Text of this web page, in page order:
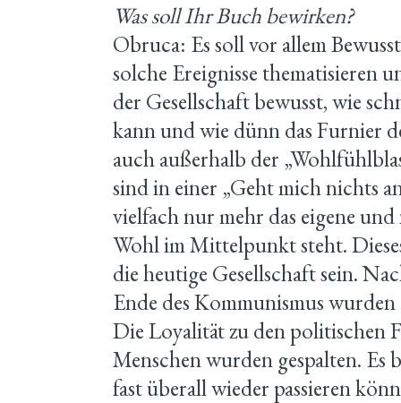
Was soll Ihr Buch bewirken?
Obruca: Es soll vor allem
solche Ereignisse thematisieren
der Gesellschaft bewusst, wie
kann und wie dünn das Furnier
auch außerhalb der
sind in einer „Geht mich nichts
vielfach nur mehr das eigene
Wohl im Mittelpunkt steht.
die heutige Gesellschaft sein.
Ende des Kommunismus
Die Loyalität zu den politischen
Menschen wurden gespalten. Es
fast überall wieder passieren